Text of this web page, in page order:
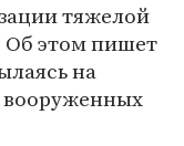
тяжелой
Об этом пишет
на
вооруженных